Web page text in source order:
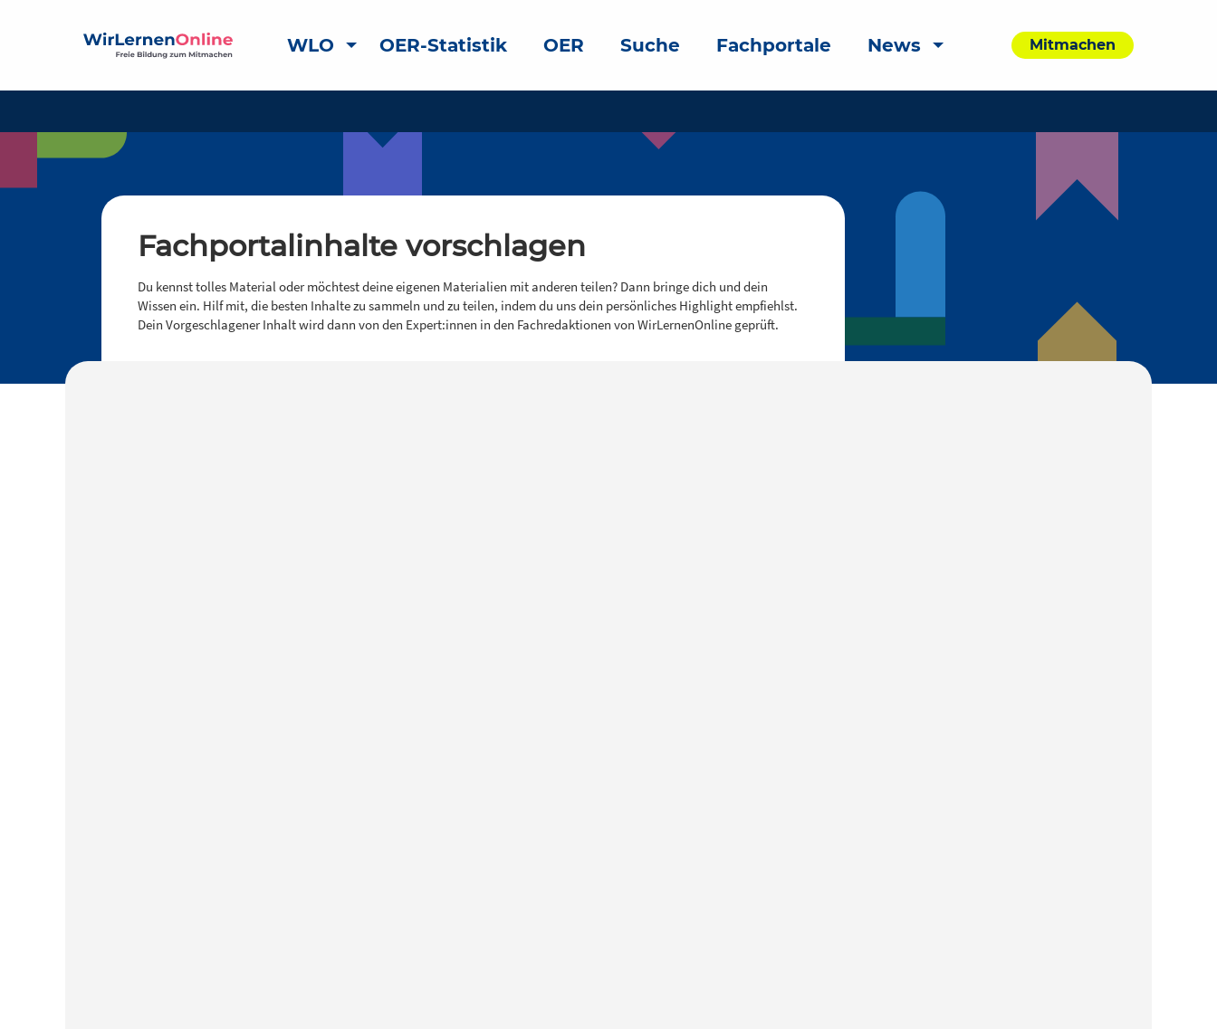
WLO OER-Statistik OER Suche Fachportale News Mitmachen
Fachportalinhalte vorschlagen
Du kennst tolles Material oder möchtest deine eigenen Materialien mit anderen teilen? Dann bringe dich und dein
Wissen ein. Hilf mit, die besten Inhalte zu sammeln und zu teilen, indem du uns dein persönliches Highlight empfiehlst.
Dein Vorgeschlagener Inhalt wird dann von den Expert:innen in den Fachredaktionen von WirLernenOnline geprüft.